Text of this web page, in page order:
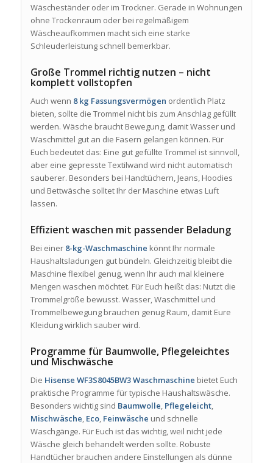
Wäscheständer oder im Trockner. Gerade in Wohnungen
ohne Trockenraum oder bei regelmäßigem
Wäscheaufkommen macht sich eine starke
Schleuderleistung schnell bemerkbar.
Große Trommel richtig nutzen – nicht
komplett vollstopfen
Auch wenn 8 kg Fassungsvermögen ordentlich Platz
bieten, sollte die Trommel nicht bis zum Anschlag gefüllt
werden. Wäsche braucht Bewegung, damit Wasser und
Waschmittel gut an die Fasern gelangen können. Für
Euch bedeutet das: Eine gut gefüllte Trommel ist sinnvoll,
aber eine gepresste Textilwand wird nicht automatisch
sauberer. Besonders bei Handtüchern, Jeans, Hoodies
und Bettwäsche solltet Ihr der Maschine etwas Luft
lassen.
Effizient waschen mit passender Beladung
Bei einer 8-kg-Waschmaschine könnt Ihr normale
Haushaltsladungen gut bündeln. Gleichzeitig bleibt die
Maschine flexibel genug, wenn Ihr auch mal kleinere
Mengen waschen möchtet. Für Euch heißt das: Nutzt die
Trommelgröße bewusst. Wasser, Waschmittel und
Trommelbewegung brauchen genug Raum, damit Eure
Kleidung wirklich sauber wird.
Programme für Baumwolle, Pflegeleichtes
und Mischwäsche
Die Hisense WF3S8045BW3 Waschmaschine bietet Euch
praktische Programme für typische Haushaltswäsche.
Besonders wichtig sind Baumwolle, Pflegeleicht,
Mischwäsche, Eco, Feinwäsche und schnelle
Waschgänge. Für Euch ist das wichtig, weil nicht jede
Wäsche gleich behandelt werden sollte. Robuste
Handtücher brauchen andere Einstellungen als dünne